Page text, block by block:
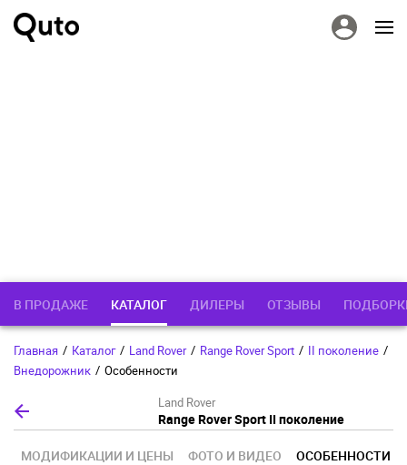
В ПРОДАЖЕ КАТАЛОГ ДИЛЕРЫ ОТЗЫВЫ
Главная / Каталог / Land Rover / Range Rover Sport / II поколение /
Внедорожник / Особенности
Land Rover
Range Rover Sport II поколение
МОДИФИКАЦИИ И ЦЕНЫ ФОТО И ВИДЕО ОСОБЕННОСТИ